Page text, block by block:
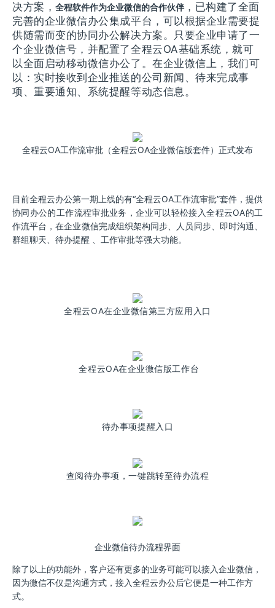
决方案，全程软件作为企业微信的合作伙伴，已构建了全面
完善的企业微信办公集成平台，可以根据企业需要提
供随需而变的协同办公解决方案。只要企业申请了一
个企业微信号，并配置了全程云OA基础系统，就可
以全面启动移动微信办公了。在企业微信上，我们可
以：实时接收到企业推送的公司新闻、待来完成事
项、重要通知、系统提醒等动态信息。
全程云OA工作流审批（全程云OA企业微信版套件）正式发布
目前全程云办公第一期上线的有“全程云OA工作流审批”套件，提供
协同办公的工作流程审批业务，企业可以轻松接入全程云OA的工
作流平台，在企业微信完成组织架构同步、人员同步、即时沟通、
群组聊天、待办提醒 、工作审批等强大功能。
全程云OA在企业微信第三方应用入口
全程云OA在企业微信版工作台
待办事项提醒入口
查阅待办事项，一键跳转至待办流程
企业微信待办流程界面
除了以上的功能外，客户还有更多的业务可能可以接入企业微信，
因为微信不仅是沟通方式，接入全程云办公后它便是一种工作方
式。